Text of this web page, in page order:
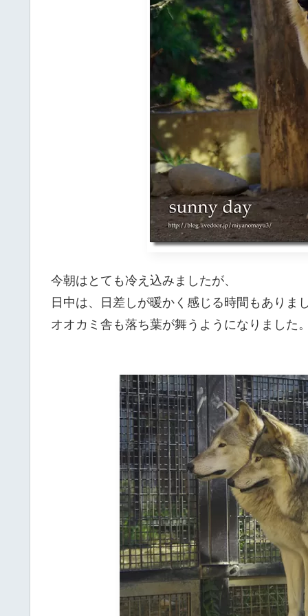
今朝はとても冷え込みましたが、
日中は、日差しが暖かく感じる時間もありま
オオカミ舎も落ち葉が舞うようになりました